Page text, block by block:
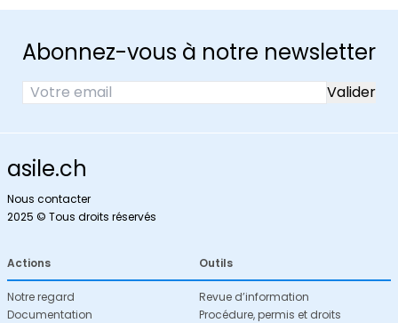
Abonnez-vous à notre newsletter
asile.ch
Nous contacter
2025 © Tous droits réservés
Actions
Notre regard
Documentation
Outils
Revue d’information
Procédure, permis et droits